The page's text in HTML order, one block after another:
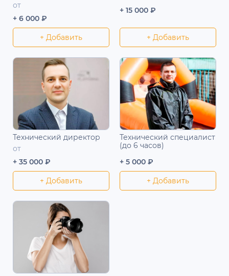
от
+ 6 000 ₽
+ Добавить
+ 15 000 ₽
+ Добавить
Технический директор
от
+ 35 000 ₽
+ Добавить
Технический специалист
(до 6 часов)
+ 5 000 ₽
+ Добавить